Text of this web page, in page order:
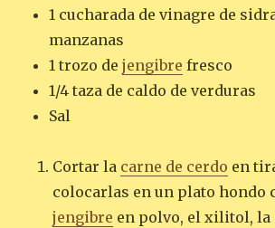
1 cucharada de vinagre de
manzanas
1 trozo dejengibre fresco
1/4 taza de caldo de verduras
Sal
Cortar la carne de cerdo en
colocarlas en un plato hondo
jengibre en polvo, el xilitol, la